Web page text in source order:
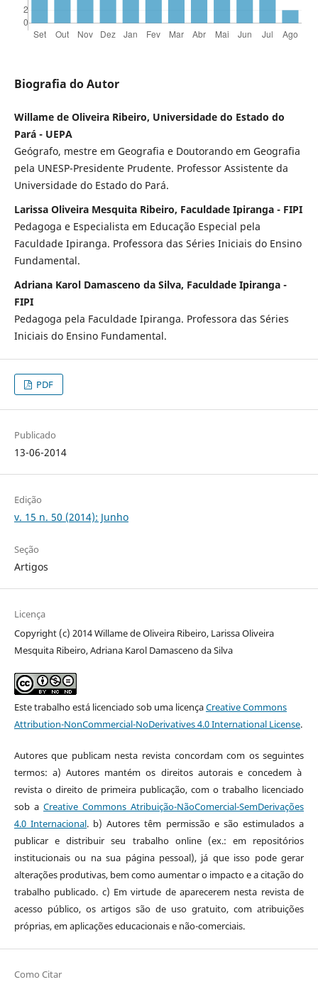
Biografia do Autor
Willame de Oliveira Ribeiro, Universidade do Estado do
Pará - UEPA
Geógrafo, mestre em Geografia e Doutorando em Geografia
pela UNESP-Presidente Prudente. Professor Assistente da
Universidade do Estado do Pará.
Larissa Oliveira Mesquita Ribeiro, Faculdade Ipiranga - FIPI
Pedagoga e Especialista em Educação Especial pela
Faculdade Ipiranga. Professora das Séries Iniciais do Ensino
Fundamental.
Adriana Karol Damasceno da Silva, Faculdade Ipiranga -
FIPI
Pedagoga pela Faculdade Ipiranga. Professora das Séries
Iniciais do Ensino Fundamental.
PDF
Publicado
13-06-2014
Edição
v. 15 n. 50 (2014): Junho
Seção
Artigos
Licença
Copyright (c) 2014 Willame de Oliveira Ribeiro, Larissa Oliveira
Mesquita Ribeiro, Adriana Karol Damasceno da Silva
Este trabalho está licenciado sob uma licençaCreative Commons
Attribution-NonCommercial-NoDerivatives 4.0 International License.
Autores que publicam nesta revista concordam com os seguintes
termos: a) Autores mantém os direitos autorais e concedem à
revista o direito de primeira publicação, com o trabalho licenciado
sob a Creative Commons Atribuição-NãoComercial-SemDerivações
4.0 Internacional. b) Autores têm permissão e são estimulados a
publicar e distribuir seu trabalho online (ex.: em repositórios
institucionais ou na sua página pessoal), já que isso pode gerar
alterações produtivas, bem como aumentar o impacto e a citação do
trabalho publicado. c) Em virtude de aparecerem nesta revista de
acesso público, os artigos são de uso gratuito, com atribuições
próprias, em aplicações educacionais e não-comerciais.
Como Citar